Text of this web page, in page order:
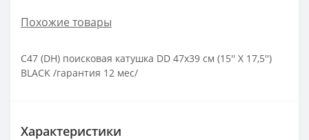
Похожие товары
C47 (DH) поисковая катушка DD 47x39 см (15'' X 17,5'')
BLACK /гарантия 12 мес/
Характеристики